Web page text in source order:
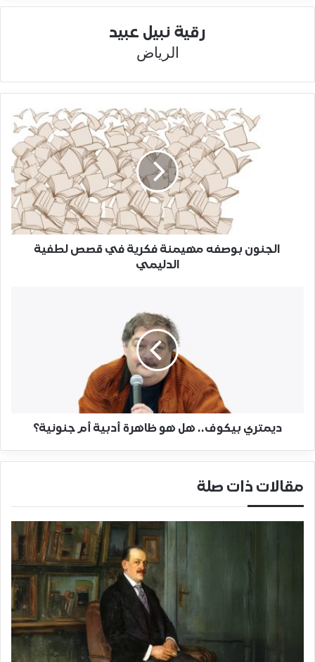
رقية نبيل عبيد
الرياض
الجنون بوصفه مهيمنة فكرية في قصص لطفية
الدليمي
ديمتري بيكوف.. هل هو ظاهرة أدبية أم جنونية؟
مقالات ذات صلة